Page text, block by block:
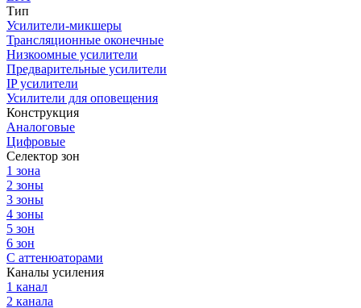
Тип
Усилители-микшеры
Трансляционные оконечные
Низкоомные усилители
Предварительные усилители
IP усилители
Усилители для оповещения
Конструкция
Аналоговые
Цифровые
Селектор зон
1 зона
2 зоны
3 зоны
4 зоны
5 зон
6 зон
С аттенюаторами
Каналы усиления
1 канал
2 канала